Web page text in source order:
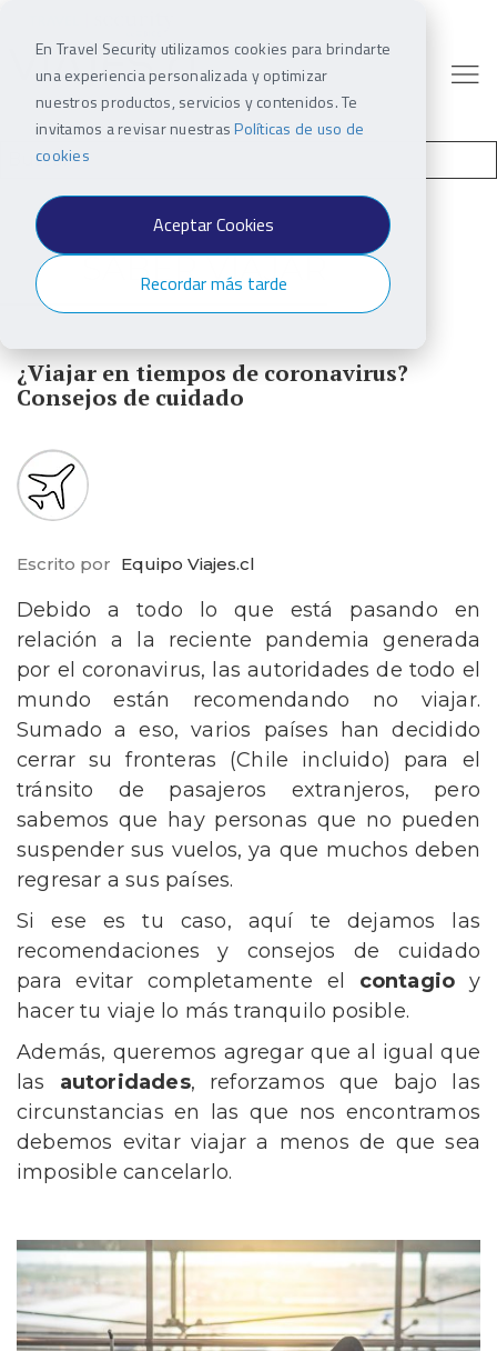
En Travel Security utilizamos cookies para brindarte
una experiencia personalizada y optimizar
nuestros productos, servicios y contenidos. Te
invitamos a revisar nuestrasPolíticas de uso de
cookies
Aceptar Cookies
Recordar más tarde
SABER VIAJAR
¿Viajar en tiempos de coronavirus?
Consejos de cuidado
Escrito por Equipo Viajes.cl
Debido a todo lo que está pasando en
relación a la reciente pandemia generada
por el coronavirus, las autoridades de todo el
mundo están recomendando no viajar.
Sumado a eso, varios países han decidido
cerrar su fronteras (Chile incluido) para el
tránsito de pasajeros extranjeros, pero
sabemos que hay personas que no pueden
suspender sus vuelos, ya que muchos deben
regresar a sus países.
Si ese es tu caso, aquí te dejamos las
recomendaciones y consejos de cuidado
para evitar completamente el contagio y
hacer tu viaje lo más tranquilo posible.
Además, queremos agregar que al igual que
las autoridades, reforzamos que bajo las
circunstancias en las que nos encontramos
debemos evitar viajar a menos de que sea
imposible cancelarlo.